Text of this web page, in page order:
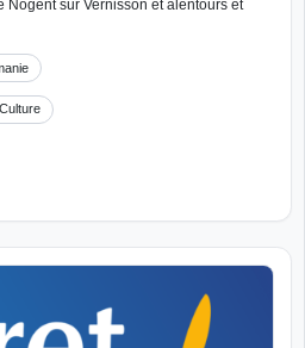
sur Vernisson et alentours et
Culture